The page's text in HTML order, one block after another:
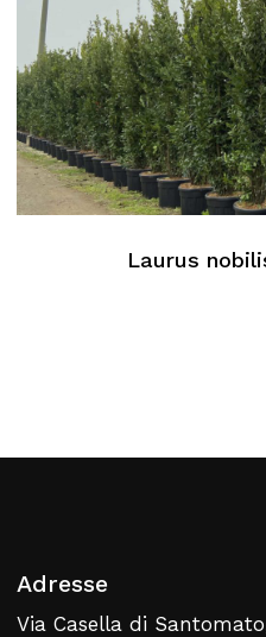
Kein
Laurus
Adresse
Via Casella di